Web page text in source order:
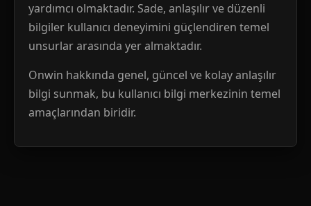
yardımcı olmaktadır. Sade, anlaşılır ve düzenli
bilgiler kullanıcı deneyimini güçlendiren temel
unsurlar arasında yer almaktadır.
Onwin hakkında genel, güncel ve kolay anlaşılır
bilgi sunmak, bu kullanıcı bilgi merkezinin temel
amaçlarından biridir.